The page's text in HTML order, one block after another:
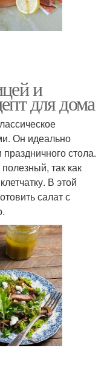
и
для дома
Он идеально
стола.
так как
В этой
салат с